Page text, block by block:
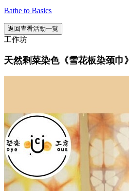
Bathe to Basics
返回查看活動一覧
工作坊
天然剩菜染色《雪花板染颈巾》